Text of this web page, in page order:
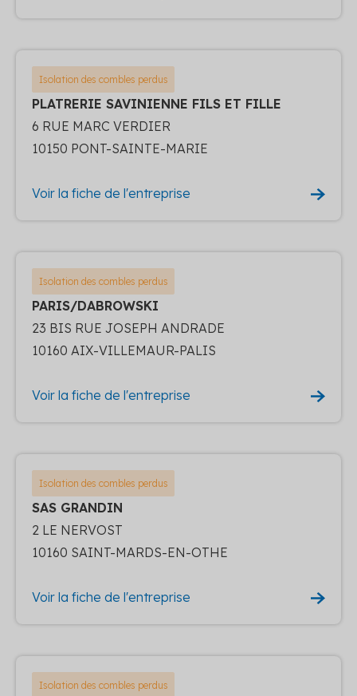
Isolation des combles perdus
PLATRERIE SAVINIENNE FILS ET FILLE
6 RUE MARC VERDIER
10150 PONT-SAINTE-MARIE
Voir la fiche de l'entreprise
Isolation des combles perdus
PARIS/DABROWSKI
23 BIS RUE JOSEPH ANDRADE
10160 AIX-VILLEMAUR-PALIS
Voir la fiche de l'entreprise
Isolation des combles perdus
SAS GRANDIN
2 LE NERVOST
10160 SAINT-MARDS-EN-OTHE
Voir la fiche de l'entreprise
Isolation des combles perdus